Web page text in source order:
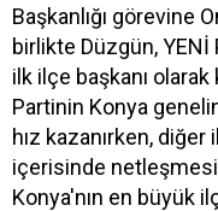
Başkanlığı görevine
birlikte Düzgün,
ilk ilçe başkanı olarak
Partinin Konya
hız kazanırken, diğer
içerisinde
Konya'nın en büyük